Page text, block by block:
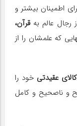
اطمینان بیشتر و
عالم به قرآن،
که علمشان را از
کالای عقیدتی خود را
و ناصحیح و کامل